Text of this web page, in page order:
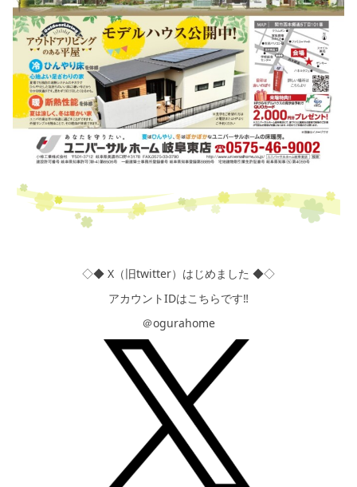
◇◆ X（旧twitter）はじめました ◆◇
アカウントIDはこちらです‼
＠ogurahome